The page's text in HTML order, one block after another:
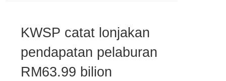
berkesan, hadapi cabaran
perubahan iklim.
08-05
KWSP catat lonjakan
pendapatan pelaburan
RM63.99 bilion